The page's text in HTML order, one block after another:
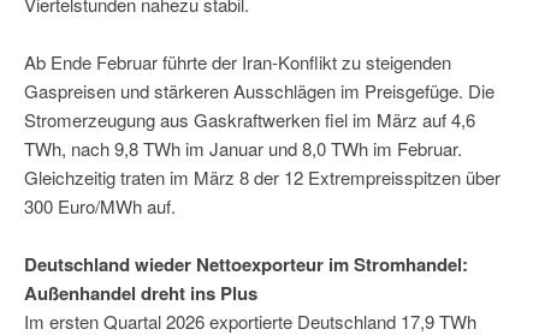
Ab Ende Februar führte der Iran-Konflikt zu steigenden
Gaspreisen und stärkeren Ausschlägen im Preisgefüge. Die
Stromerzeugung aus Gaskraftwerken fiel im März auf 4,6
TWh, nach 9,8 TWh im Januar und 8,0 TWh im Februar.
Gleichzeitig traten im März 8 der 12 Extrempreisspitzen über
300 Euro/MWh auf.
Deutschland wieder Nettoexporteur im Stromhandel:
Außenhandel dreht ins Plus
Im ersten Quartal 2026 exportierte Deutschland 17,9 TWh